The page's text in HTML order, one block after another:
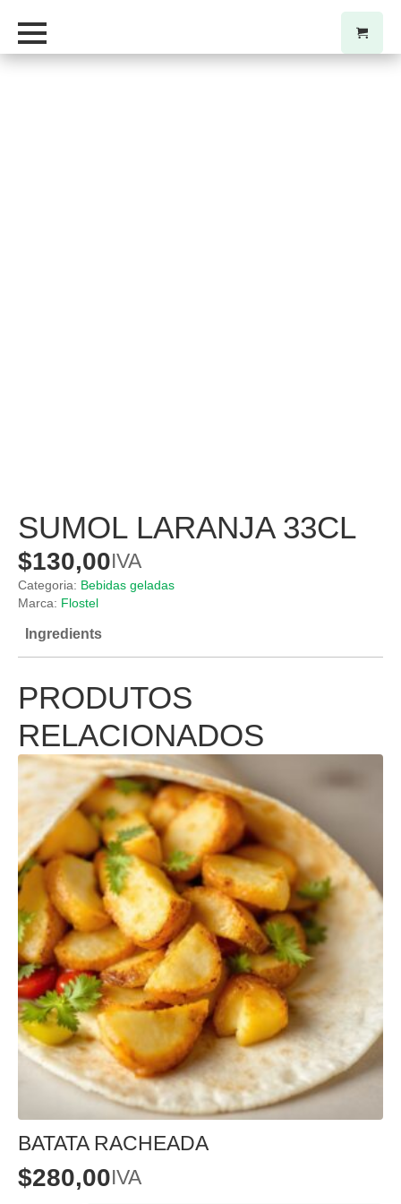
SUMOL LARANJA 33CL
$130,00IVA
Categoria: Bebidas geladas
Marca: Flostel
Ingredients
PRODUTOS
RELACIONADOS
BATATA RACHEADA
$280,00IVA